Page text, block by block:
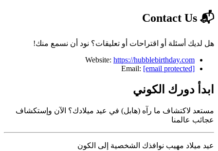
📬 Contact Us
هل لديك أسئلة أو اقتراحات أو تعليقات؟ نود أن نسمع منك!
Website: https://hubblebirthday.com
Email: [email protected]
ابدأ دورك الكوني
مستعد لاكتشاف ما رآه (هابل) في عيد ميلادك؟ الآن وإستكشاف
عجائب عالمنا
عيد ميلاد مهيب نوافذك الشخصية إلى الكون